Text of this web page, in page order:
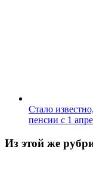
Стало
пенсии с 1
Из этой же